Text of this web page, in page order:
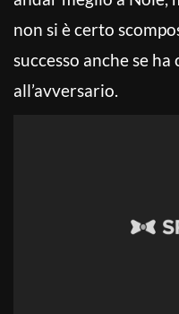
non si è certo
successo anche se ha
all’avversario.